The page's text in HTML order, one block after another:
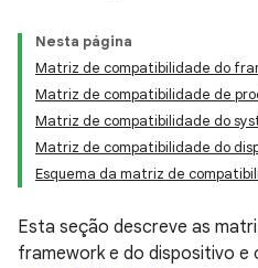
Nesta página
Matriz de compatibilidade do
Matriz de compatibilidade de
Matriz de compatibilidade do
Matriz de compatibilidade do
Esquema da matriz de
Esta seção descreve as
framework e do dispositivo e